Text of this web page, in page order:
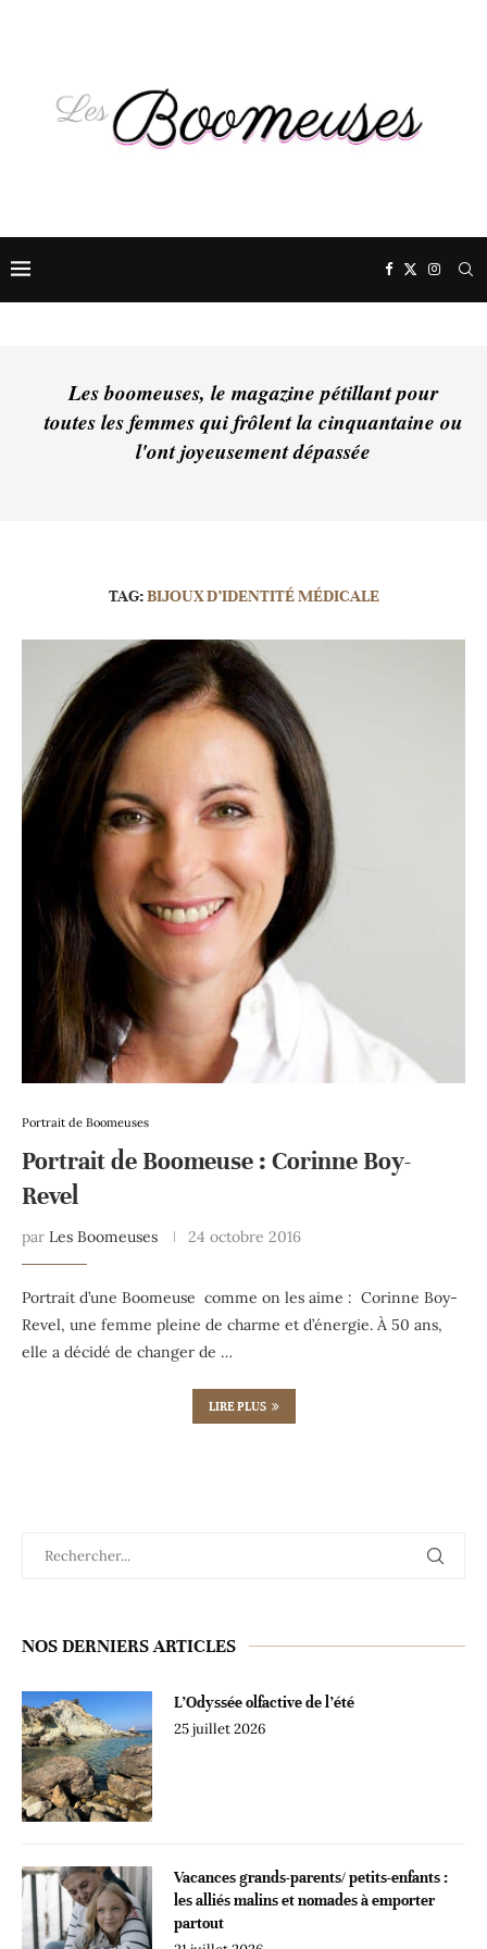
Les boomeuses, le magazine pétillant pour
toutes les femmes qui frôlent la cinquantaine ou
l'ont joyeusement dépassée
TAG:BIJOUX D’IDENTITÉ MÉDICALE
Portrait de Boomeuses
Portrait de Boomeuse : Corinne Boy-
Revel
par Les Boomeuses 24 octobre 2016
Portrait d’une Boomeuse comme on les aime : Corinne Boy-
Revel, une femme pleine de charme et d’énergie. À 50 ans,
elle a décidé de changer de …
LIRE PLUS
NOS DERNIERS ARTICLES
L’Odyssée olfactive de l’été
25 juillet 2026
Vacances grands-parents/ petits-enfants :
les alliés malins et nomades à emporter
partout